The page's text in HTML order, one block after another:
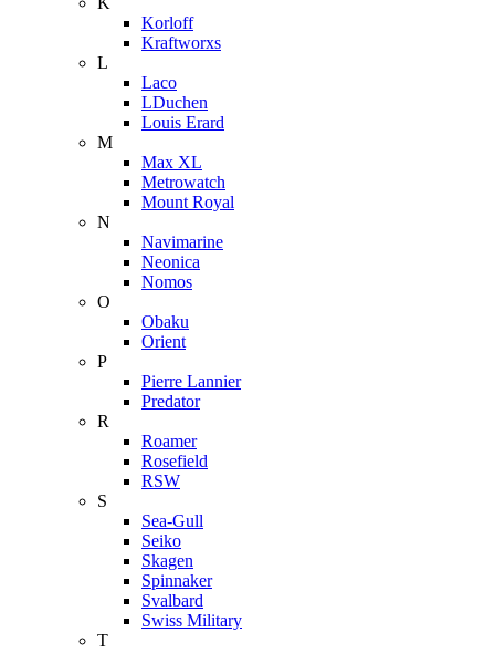
Korloff
Kraftworxs
L
Laco
LDuchen
Louis Erard
M
Max XL
Metrowatch
Mount Royal
N
Navimarine
Neonica
Nomos
O
Obaku
Orient
P
Pierre Lannier
Predator
R
Roamer
Rosefield
RSW
S
Sea-Gull
Seiko
Skagen
Spinnaker
Svalbard
Swiss Military
T